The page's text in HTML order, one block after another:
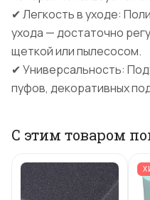
✔ Легкость в уходе:
ухода — достаточно
щеткой или пылесосом.
✔ Универсальность:
пуфов, декоративных
С этим товаром